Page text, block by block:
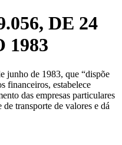
DE 24
1983
junho de 1983, que “dispõe
financeiros, estabelece
das empresas particulares
transporte de valores e dá